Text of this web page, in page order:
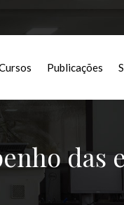
Publicações
das